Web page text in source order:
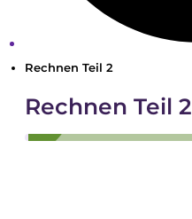
Rechnen Teil 2
Rechnen Teil 2